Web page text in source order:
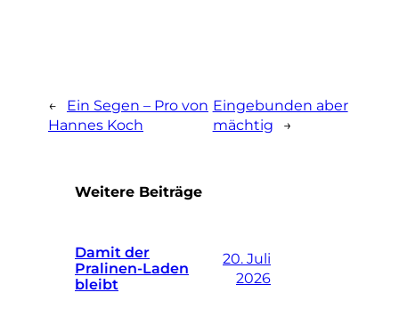
←
Ein Segen – Pro von
Hannes Koch
Eingebunden aber
mächtig
→
Weitere Beiträge
Damit der
Pralinen-Laden
bleibt
20. Juli
2026